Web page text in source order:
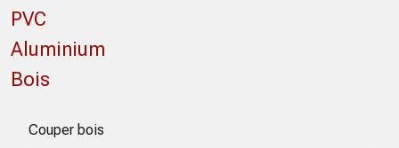
PVC
Aluminium
Bois
Couper bois